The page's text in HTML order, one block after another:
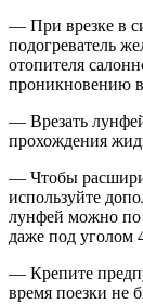
— При врезке в
подогреватель
отопителя
проникновению
— Врезать
прохождения
— Чтобы
используйте
лунфей можно по
даже под уголом
— Крепите
время поезки не